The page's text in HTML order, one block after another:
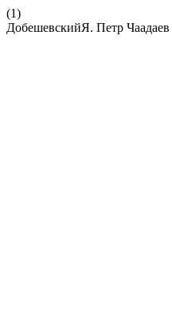
(1)
ДобешевскийЯ. Петр